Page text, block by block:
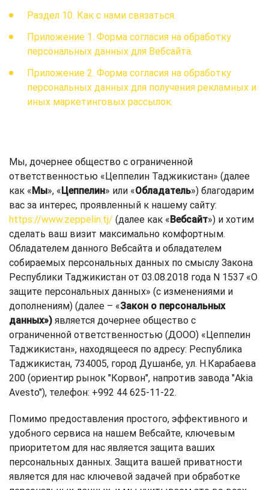
Раздел 10. Как с нами связаться.
Приложение 1. Форма согласия на обработку
персональных данных для Вебсайта.
Приложение 2. Форма согласия на обработку
персональных данных для получения рекламных и
иных маркетинговых рассылок.
Мы, дочернее общество с ограниченной
ответственностью «Цеппелин Таджикистан» (далее
как «Мы», «Цеппелин» или «Обладатель») благодарим
вас за интерес, проявленный к нашему сайту:
https://www.zeppelin.tj/ (далее как «Вебсайт») и хотим
сделать ваш визит максимально комфортным.
Обладателем данного Вебсайта и обладателем
собираемых персональных данных по смыслу Закона
Республики Таджикистан от 03.08.2018 года N 1537 «О
защите персональных данных» (с изменениями и
дополнениям) (далее – «Закон о персональных
данных») является дочернее общество с
ограниченной ответственностью (ДООО) «Цеппелин
Таджикистан», находящееся по адресу: Республика
Таджикистан, 734005, город Душанбе, ул. Н.Карабаева
200 (ориентир рынок "Корвон", напротив завода "Akia
Avesto"), телефон: +992 44 625-11-22.
Помимо предоставления простого, эффективного и
удобного сервиса на нашем Вебсайте, ключевым
приоритетом для нас является защита ваших
персональных данных. Защита вашей приватности
является для нас ключевой задачей при обработке